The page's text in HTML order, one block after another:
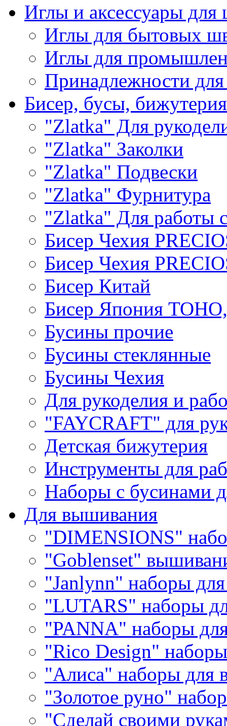
Иглы и аксессуары
Иглы для бытовых
Иглы для
Принадлежности
Бисер, бусы, бижутерия
"Zlatka" Для
"Zlatka" Заколки
"Zlatka" Подвески
"Zlatka" Фурнитура
"Zlatka" Для работы
Бисер Чехия
Бисер Чехия
Бисер Китай
Бисер Япония
Бусины прочие
Бусины стеклянные
Бусины Чехия
Для рукоделия и
"FAYCRAFT" для
Детская бижутерия
Инструменты для
Наборы с бусинами
Для вышивания
"DIMENSIONS"
"Goblenset"
"Janlynn" наборы
"LUTARS" наборы
"PANNA" наборы
"Rico Design"
"Алиса" наборы для
"Золотое руно"
"Сделай своими